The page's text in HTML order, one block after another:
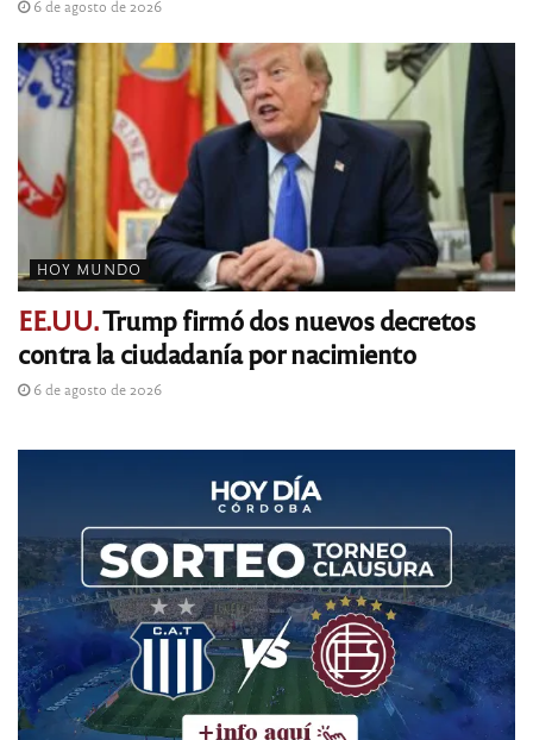
6 de agosto de 2026
HOY MUNDO
EE.UU.Trump firmó dos nuevos decretos
contra la ciudadanía por nacimiento
6 de agosto de 2026